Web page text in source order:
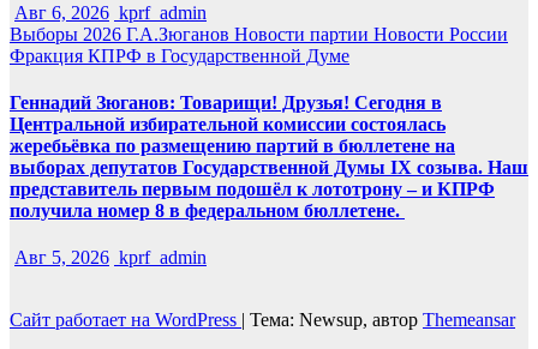
Авг 6, 2026 kprf_admin
Выборы 2026 Г.А.Зюганов Новости партии Новости России
Фракция КПРФ в Государственной Думе
Геннадий Зюганов: Товарищи! Друзья! Сегодня в
Центральной избирательной комиссии состоялась
жеребьёвка по размещению партий в бюллетене на
выборах депутатов Государственной Думы IX созыва. Наш
представитель первым подошёл к лототрону – и КПРФ
получила номер 8 в федеральном бюллетене.
Авг 5, 2026 kprf_admin
Сайт работает на WordPress | Тема: Newsup, автор Themeansar